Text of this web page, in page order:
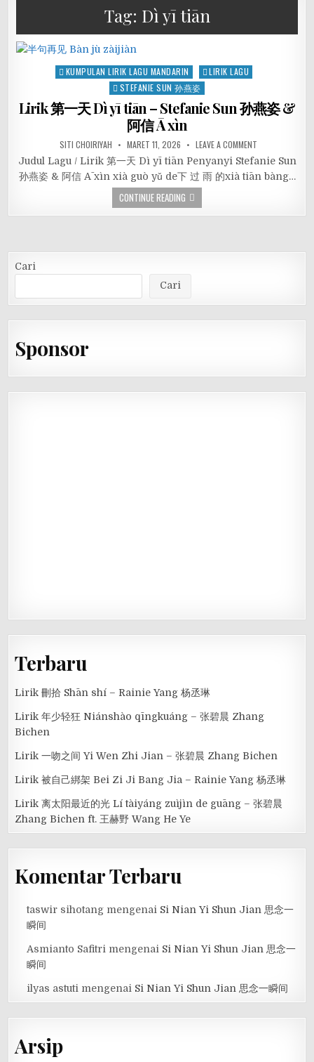
Tag: Dì yī tiān
Posted
KUMPULAN LIRIK LAGU MANDARIN
LIRIK LAGU
STEFANIE SUN 孙燕姿
Lirik 第一天 Dì yī tiān – Stefanie Sun 孙燕姿 &
阿信 Ā xìn
SITI CHOIRIYAH MARET 11, 2026 LEAVE A COMMENT
Judul Lagu / Lirik 第一天 Dì yī tiān Penyanyi Stefanie Sun
孙燕姿 & 阿信 Ā xìn xià guò yǔ de下 过 雨 的xià tiān bàng…
CONTINUE READING
Cari
Cari
Sponsor
Terbaru
Lirik 刪拾 Shān shí – Rainie Yang 杨丞琳
Lirik 年少轻狂 Niánshào qīngkuáng – 张碧晨 Zhang
Bichen
Lirik 一吻之间 Yi Wen Zhi Jian – 张碧晨 Zhang Bichen
Lirik 被自己綁架 Bei Zi Ji Bang Jia – Rainie Yang 杨丞琳
Lirik 离太阳最近的光 Lí tàiyáng zuìjìn de guāng – 张碧晨
Zhang Bichen ft. 王赫野 Wang He Ye
Komentar Terbaru
taswir sihotang mengenai Si Nian Yi Shun Jian 思念一
瞬间
Asmianto Safitri mengenai Si Nian Yi Shun Jian 思念一
瞬间
ilyas astuti mengenai Si Nian Yi Shun Jian 思念一瞬间
Arsip